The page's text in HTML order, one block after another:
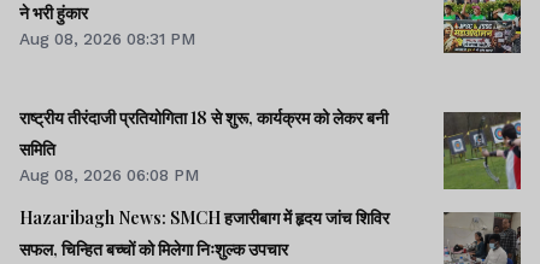
ने भरी हुंकार
Aug 08, 2026 08:31 PM
राष्ट्रीय तीरंदाजी प्रतियोगिता 18 से शुरू, कार्यक्रम को लेकर बनी
समिति
Aug 08, 2026 06:08 PM
Hazaribagh News: SMCH हजारीबाग में हृदय जांच शिविर
सफल, चिन्हित बच्चों को मिलेगा निःशुल्क उपचार